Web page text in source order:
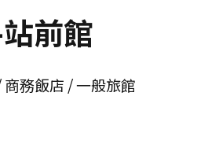
前館
務飯店 / 一般旅館